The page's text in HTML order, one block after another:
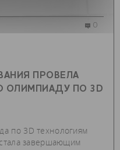
ПРОВЕЛА
ОЛИМПИАДУ ПО 3D
по 3D технологиям
завершающим
0